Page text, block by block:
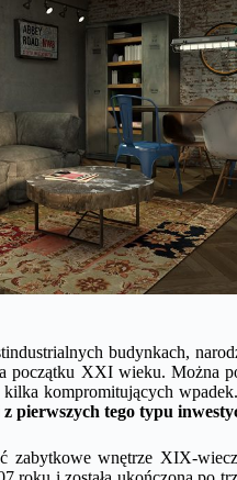
budynkach,
początku XXI wieku. Można
kompromitujących wpadek.
pierwszych tego typu
zabytkowe wnętrze XIX-